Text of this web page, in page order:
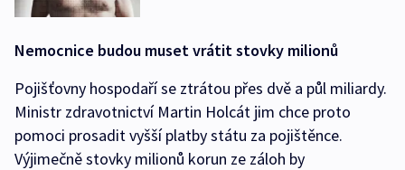
Nemocnice budou muset vrátit stovky milionů
Pojišťovny hospodaří se ztrátou přes dvě a půl miliardy.
Ministr zdravotnictví Martin Holcát jim chce proto
pomoci prosadit vyšší platby státu za pojištěnce.
Výjimečně stovky milionů korun ze záloh by